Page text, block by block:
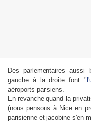
Des parlementaires
gauche à la droite font "
aéroports parisiens.
En revanche quand la
(nous pensons à Nice en
parisienne et jacobine s'en